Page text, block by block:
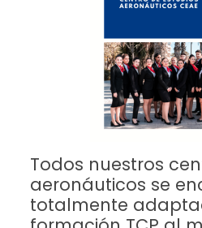
Todos nuestros
aeronáuticos se
totalmente